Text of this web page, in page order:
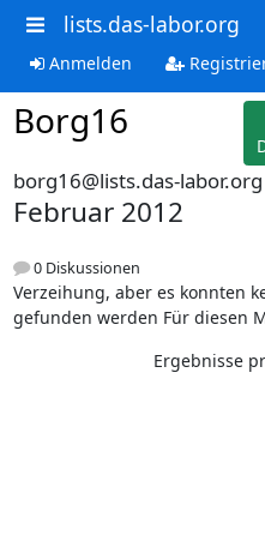
lists.das-labor.org
Anmelden
Borg16
borg16@lists.das-labor.org
Februar 2012
0 Diskussionen
Verzeihung, aber es konnten
gefunden werden Für diesen
Ergebnisse